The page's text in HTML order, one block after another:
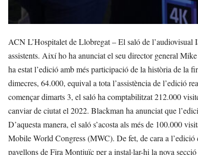
ACN L’Hospitalet de Llobregat – El saló de
assistents. Així ho ha anunciat el seu director general
ha estat l’edició amb més participació de la història de la
dimecres, 64.000, equival a tota l’assistència de l’edició
començar dimarts 3, el saló ha comptabilitzat 212.000
canviar de ciutat el 2022. Blackman ha anunciat que
D’aquesta manera, el saló s’acosta als més de 100.000
Mobile World Congress (MWC). De fet, de cara a
pavellons de Fira Montjuïc per a instal·lar-hi la nova